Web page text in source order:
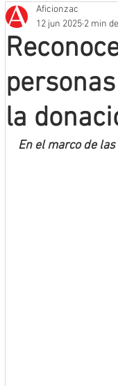
Que no se olvide
la
Aficionzac
12 jun 2025 2 min
En el marco de